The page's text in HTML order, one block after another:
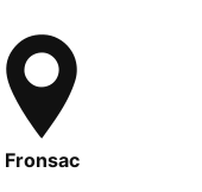
Fronsac